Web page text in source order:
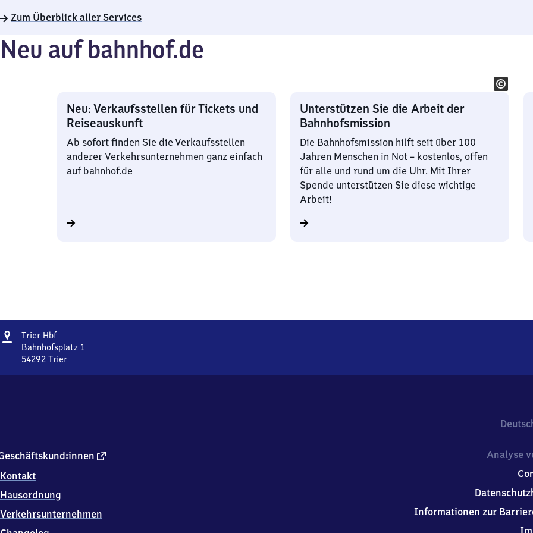
22
Zum Überblick aller Services
Neu auf bahnhof.de
Neu: Verkaufsstellen für Tickets und
Reiseauskunft
Ab sofort finden Sie die Verkaufsstellen
anderer Verkehrsunternehmen ganz einfach
auf bahnhof.de
Unterstützen Sie die Arbeit der
Bahnhofsmission
Die Bahnhofsmission hilft seit über 100
Jahren Menschen in Not – kostenlos, offen
für alle und rund um die Uhr. Mit Ihrer
Spende unterstützen Sie diese wichtige
Arbeit!
Adresse
Trier HbfTrier
Hauptbahnhof
Bahnhofsplatz 1
54292 Trier
9
Trier
externer
Kontakt
Hausordnung
Verkehrsunternehmen
Analyse
Informationen zur